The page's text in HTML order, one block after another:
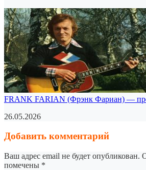
FRANK FARIAN (Фрэнк Фариан) —
26.05.2026
Добавить комментарий
Ваш адрес email не будет опубликован.
помечены *